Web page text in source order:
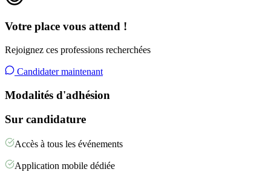
Votre place vous attend !
Rejoignez ces professions recherchées
Candidater maintenant
Modalités d'adhésion
Sur candidature
Accès à tous les événements
Application mobile dédiée